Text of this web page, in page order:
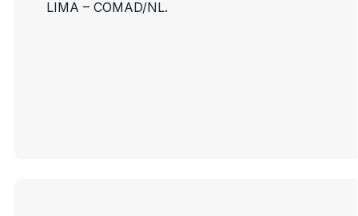
LIMA – COMAD/NL.